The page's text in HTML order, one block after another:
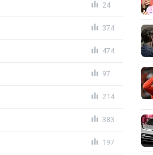
24
374
474
97
214
383
197